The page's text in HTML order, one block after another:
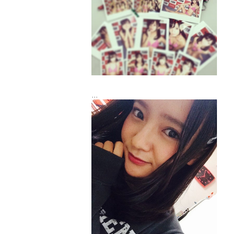
今週の土曜日は撮影会だよ！
応援しに来て下さい。
ミスFLASHのグランプリになりたいんで
す。
西永頑張ります！！
明日は朝から撮影頑張るぞ～٩(ˊᗜˋ*)و